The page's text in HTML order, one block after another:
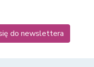
do newslettera